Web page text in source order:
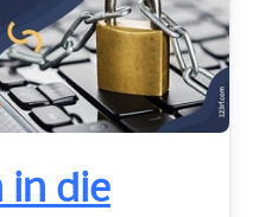
in die